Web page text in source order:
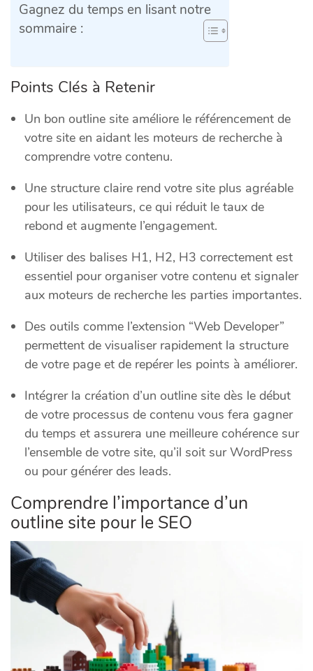
Gagnez du temps en lisant notre
sommaire :
Points Clés à Retenir
Un bon outline site améliore le référencement de
votre site en aidant les moteurs de recherche à
comprendre votre contenu.
Une structure claire rend votre site plus agréable
pour les utilisateurs, ce qui réduit le taux de
rebond et augmente l’engagement.
Utiliser des balises H1, H2, H3 correctement est
essentiel pour organiser votre contenu et signaler
aux moteurs de recherche les parties importantes.
Des outils comme l’extension “Web Developer”
permettent de visualiser rapidement la structure
de votre page et de repérer les points à améliorer.
Intégrer la création d’un outline site dès le début
de votre processus de contenu vous fera gagner
du temps et assurera une meilleure cohérence sur
l’ensemble de votre site, qu’il soit sur WordPress
ou pour générer des leads.
Comprendre l’importance d’un
outline site pour le SEO